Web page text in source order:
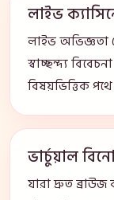
লাইভ
লাইভ
স্বাচ্ছন্দ্য
বিষয়ভিত্তিক
ভার্চুয়াল
যারা দ্রুত